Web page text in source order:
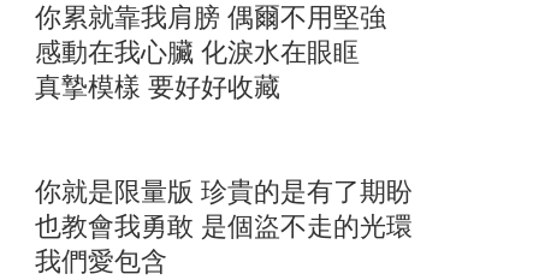
你累就靠我肩膀 偶爾不用堅強
感動在我心臟 化淚水在眼眶
真摯模樣 要好好收藏
你就是限量版 珍貴的是有了期盼
也教會我勇敢 是個盜不走的光環
我們愛包含